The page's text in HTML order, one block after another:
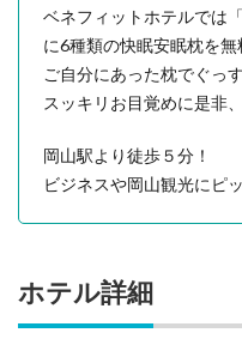
ベネフィットホテルでは
に6種類の快眠安眠枕を無
ご自分にあった枕でぐっす
スッキリお目覚めに是非
岡山駅より徒歩５分！
ビジネスや岡山観光にピ
ホテル詳細